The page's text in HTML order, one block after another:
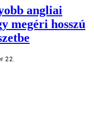
angliai
megéri hosszú
22.